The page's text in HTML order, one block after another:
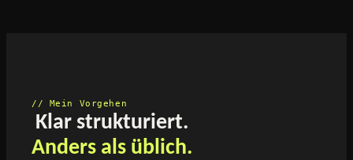
// Mein Vorgehen
Klar strukturiert.
Anders als üblich.